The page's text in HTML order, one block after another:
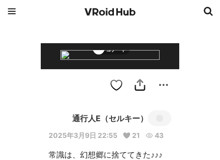
コチーヤ
通行人E（セルキー）
2025年3月9日 22:55 21 43
常識は、幻想郷に捨ててきた♪♪♪